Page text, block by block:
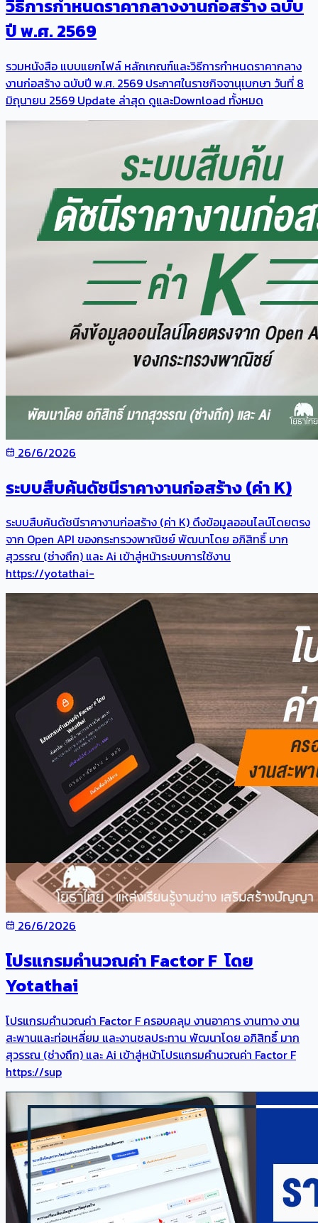
วิธีการกําหนดราคากลางงานก่อสร้าง ฉบับ
ปี พ.ศ. 2569
รวมหนังสือ แบบแยกไฟล์ หลักเกณฑ์และวิธีการกําหนดราคากลาง
งานก่อสร้าง ฉบับปี พ.ศ. 2569 ประกาศในราชกิจจานุเบกษา วันที่ 8
มิถุนายน 2569 Update ล่าสุด ดูและDownload ทั้งหมด
26/6/2026
ระบบสืบค้นดัชนีราคางานก่อสร้าง (ค่า K)
ระบบสืบค้นดัชนีราคางานก่อสร้าง (ค่า K) ดึงข้อมูลออนไลน์โดยตรง
จาก Open API ของกระทรวงพาณิชย์ พัฒนาโดย อภิสิทธิ์ มาก
สุวรรณ (ช่างถึก) และ Ai เข้าสู่หน้าระบบการใช้งาน
https://yotathai-
26/6/2026
โปรแกรมคำนวณค่า Factor F โดย
Yotathai
โปรแกรมคำนวณค่า Factor F ครอบคลุม งานอาคาร งานทาง งาน
สะพานและท่อเหลี่ยม และงานชลประทาน พัฒนาโดย อภิสิทธิ์ มาก
สุวรรณ (ช่างถึก) และ Ai เข้าสู่หน้าโปรแกรมคำนวณค่า Factor F
https://sup